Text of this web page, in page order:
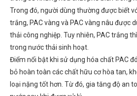
Trong đó, người dùng thường được biết
trắng, PAC vàng và PAC vàng nâu được
thải công nghiệp. Tuy nhiên, PAC trắng
trong nước thải sinh hoạt.
Điểm nổi bật khi sử dụng hóa chất PAC
bỏ hoàn toàn các chất hữu cơ hòa tan,
loại nặng tốt hơn. Từ đó, gia tăng độ an